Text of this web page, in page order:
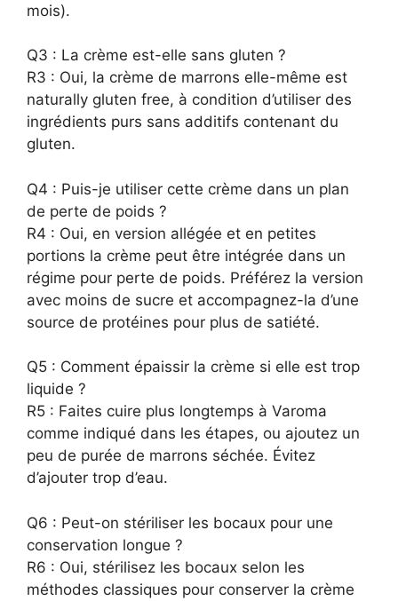
mois).
Q3 : La crème est-elle sans gluten ?
R3 : Oui, la crème de marrons elle-même est
naturally gluten free, à condition d’utiliser des
ingrédients purs sans additifs contenant du
gluten.
Q4 : Puis-je utiliser cette crème dans un plan
de perte de poids ?
R4 : Oui, en version allégée et en petites
portions la crème peut être intégrée dans un
régime pour perte de poids. Préférez la version
avec moins de sucre et accompagnez-la d’une
source de protéines pour plus de satiété.
Q5 : Comment épaissir la crème si elle est trop
liquide ?
R5 : Faites cuire plus longtemps à Varoma
comme indiqué dans les étapes, ou ajoutez un
peu de purée de marrons séchée. Évitez
d’ajouter trop d’eau.
Q6 : Peut-on stériliser les bocaux pour une
conservation longue ?
R6 : Oui, stérilisez les bocaux selon les
méthodes classiques pour conserver la crème